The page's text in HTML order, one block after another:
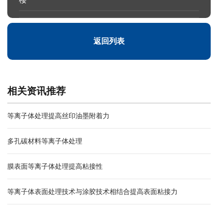
返回列表
相关资讯推荐
等离子体处理提高丝印油墨附着力
多孔碳材料等离子体处理
膜表面等离子体处理提高粘接性
等离子体表面处理技术与涂胶技术相结合提高表面粘接力